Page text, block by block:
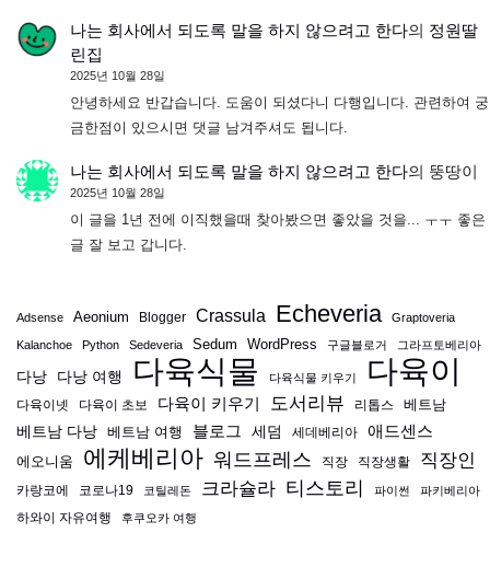
나는 회사에서 되도록 말을 하지 않으려고 한다의 정원딸
린집
2025년 10월 28일
안녕하세요 반갑습니다. 도움이 되셨다니 다행입니다. 관련하여 궁
금한점이 있으시면 댓글 남겨주셔도 됩니다.
나는 회사에서 되도록 말을 하지 않으려고 한다의 뚱땅이
2025년 10월 28일
이 글을 1년 전에 이직했을때 찾아봤으면 좋았을 것을... ㅜㅜ 좋은
글 잘 보고 갑니다.
Adsense Aeonium Blogger Crassula Echeveria Graptoveria
Kalanchoe Python Sedeveria Sedum WordPress 구글블로거 그라프토베리아
다낭 다낭 여행 다육식물 다육식물 키우기 다육이
다육이넷 다육이 초보 다육이 키우기 도서리뷰 리톱스
베트남
베트남 다낭 베트남 여행 블로그 세덤 세데베리아 애드센스
에오니움 에케베리아 워드프레스 직장 직장생활 직장인
카랑코에 코로나19 코틸레돈 크라슐라 티스토리 파이썬 파키베리아
하와이 자유여행 후쿠오카 여행